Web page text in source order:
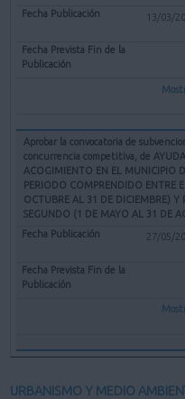
13/03/
Aprobar la convocatoria de
concurrencia competitiva, de
ACOGIMIENTO EN EL MUNICIPIO
PERIODO COMPRENDIDO ENTRE
OCTUBRE AL 31 DE DICIEMBRE) Y
SEGUNDO (1 DE MAYO AL 31 DE
27/05/
URBANISMO Y MEDIO